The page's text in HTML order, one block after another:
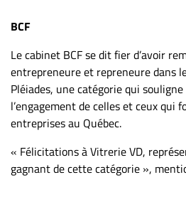
BCF
Le cabinet BCF se dit fier d’avoir
entrepreneure et repreneure dans
Pléiades, une catégorie qui
l’engagement de celles et ceux qui
entreprises au Québec.
« Félicitations à Vitrerie VD,
gagnant de cette catégorie »,